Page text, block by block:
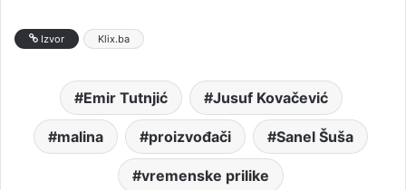
Izvor Klix.ba
Emir Tutnjić Jusuf Kovačević
malina proizvođači Sanel Šuša
vremenske prilike